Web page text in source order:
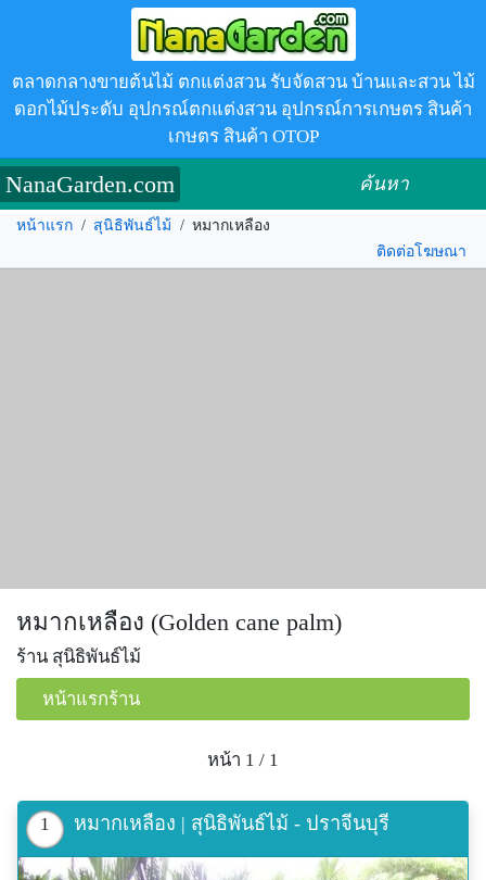
ตลาดกลางขายต้นไม้ ตกแต่งสวน รับจัดสวน บ้านและสวน ไม้
ดอกไม้ประดับ อุปกรณ์ตกแต่งสวน อุปกรณ์การเกษตร สินค้า
เกษตร สินค้า OTOP
NanaGarden.com ค้นหา
หน้าแรก / สุนิธิพันธ์ไม้ / หมากเหลือง
ติดต่อโฆษณา
หมากเหลือง (Golden cane palm)
ร้าน สุนิธิพันธ์ไม้
หน้าแรกร้าน
หน้า 1 / 1
1 หมากเหลือง | สุนิธิพันธ์ไม้ - ปราจีนบุรี